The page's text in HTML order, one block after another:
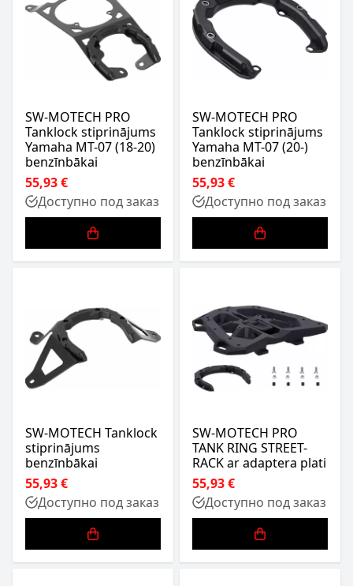
SW-MOTECH PRO
Tanklock stiprinājums
Yamaha MT-07 (18-20)
benzīnbākai
55,93 €
Доступно под заказ
SW-MOTECH PRO
Tanklock stiprinājums
Yamaha MT-07 (20-)
benzīnbākai
55,93 €
Доступно под заказ
SW-MOTECH Tanklock
stiprinājums
benzīnbākai
55,93 €
Доступно под заказ
SW-MOTECH PRO
TANK RING STREET-
RACK ar adaptera plati
55,93 €
Доступно под заказ